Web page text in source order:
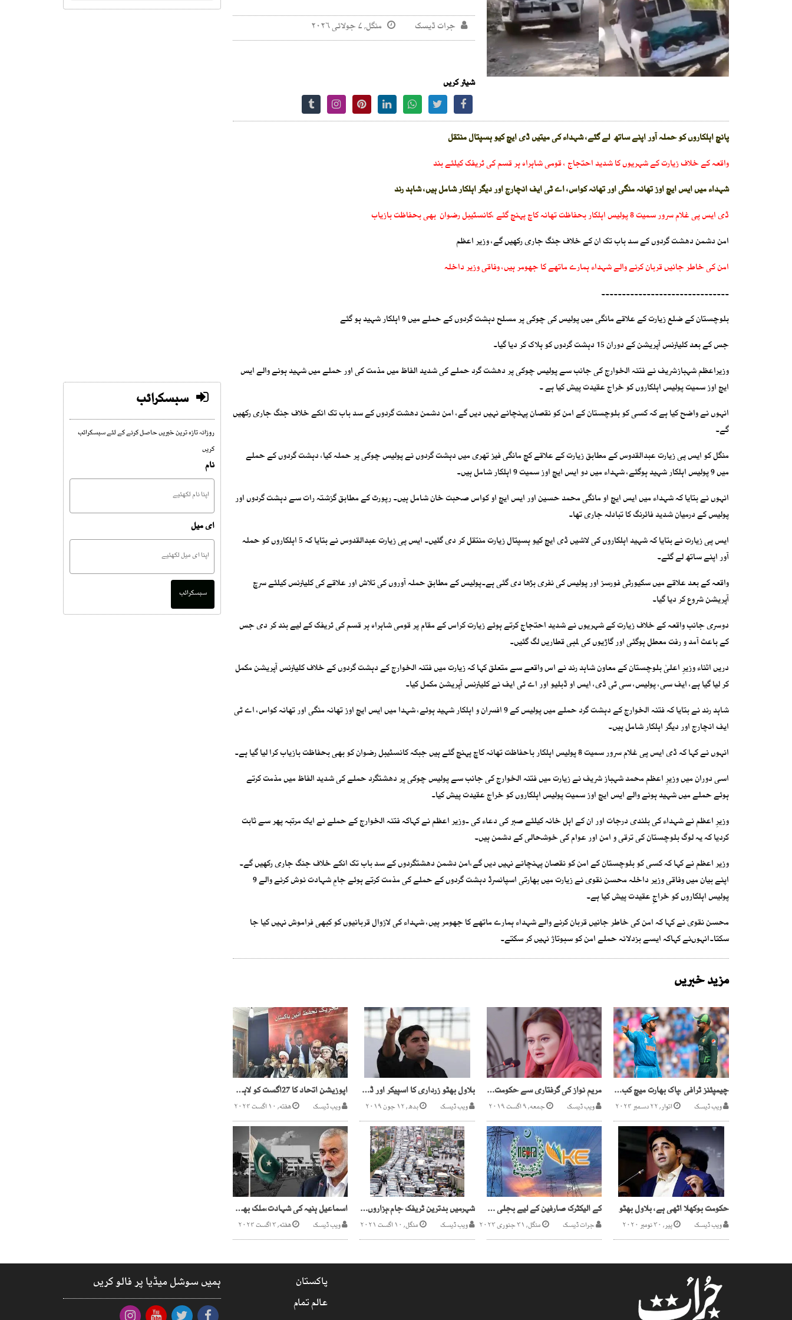
جرات ڈیسک منگل, ۷ جولائی ۲۰۲۶
شیئر کریں
پانچ اہلکاروں کو حملہ آور اپنے ساتھ لے گئے، شہداء کی میتیں ڈی ایچ کیو ہسپتال منتقل
واقعہ کے خلاف زیارت کے شہریوں کا شدید احتجاج ، قومی شاہراہ ہر قسم کی ٹریفک کیلئے بند
شہداء میں ایس ایچ اوز تھانہ منگی اور تھانہ کواس، اے ٹی ایف انچارج اور دیگر اہلکار شامل ہیں، شاہد رند
ڈی ایس پی غلام سرور سمیت 8 پولیس اہلکار بحفاظت تھانہ کاچ پہنچ گئے ،کانسٹیبل رضوان بھی بحفاظت بازیاب
امن دشمن دھشت گردوں کے سد باب تک ان کے خلاف جنگ جاری رکھیں گے، وزیر اعظم
امن کی خاطر جانیں قربان کرنے والے شہداء ہمارے ماتھے کا جھومر ہیں، وفاقی وزیر داخلہ
۔۔۔۔۔۔۔۔۔۔۔۔۔۔۔۔۔۔۔۔۔۔۔۔۔۔۔۔۔۔۔
بلوچستان کے ضلع زیارت کے علاقے مانگی میں پولیس کی چوکی پر مسلح دہشت گردوں کے حملے میں 9 اہلکار شہید ہو گئے
جس کے بعد کلیئرنس آپریشن کے دوران 15 دہشت گردوں کو ہلاک کر دیا گیا۔
وزیراعظم شہبازشریف نے فتنہ الخوارج کی جانب سے پولیس چوکی پر دھشت گرد حملے کی شدید الفاظ میں مذمت کی اور حملے میں شہید ہونے والے ایس
ایچ اوز سمیت پولیس اہلکاروں کو خراج عقیدت پیش کیا ہے ۔
انہوں نے واضح کیا ہے کہ کسی کو بلوچستان کے امن کو نقصان پہنچانے نہیں دیں گے، امن دشمن دھشت گردوں کے سد باب تک انکے خلاف جنگ جاری رکھیں
گے۔
منگل کو ایس پی زیارت عبدالقدوس کے مطابق زیارت کے علاقے کچ مانگی فیز تھری میں دہشت گردوں نے پولیس چوکی پر حملہ کیا، دہشت گردوں کے حملے
میں 9 پولیس اہلکار شہید ہوگئے، شہداء میں دو ایس ایچ اوز سمیت 9 اہلکار شامل ہیں۔
انہوں نے بتایا کہ شہداء میں ایس ایچ او مانگی محمد حسین اور ایس ایچ او کواس صحبت خان شامل ہیں۔ رپورٹ کے مطابق گزشتہ رات سے دہشت گردوں اور
پولیس کے درمیان شدید فائرنگ کا تبادلہ جاری تھا۔
ایس پی زیارت نے بتایا کہ شہید اہلکاروں کی لاشیں ڈی ایچ کیو ہسپتال زیارت منتقل کر دی گئیں۔ ایس پی زیارت عبدالقدوس نے بتایا کہ 5 اہلکاروں کو حملہ
آور اپنے ساتھ لے گئے۔
واقعہ کے بعد علاقے میں سکیورٹی فورسز اور پولیس کی نفری بڑھا دی گئی ہے۔پولیس کے مطابق حملہ آوروں کی تلاش اور علاقے کی کلیئرنس کیلئے سرچ
آپریشن شروع کر دیا گیا۔
دوسری جانب واقعہ کے خلاف زیارت کے شہریوں نے شدید احتجاج کرتے ہوئے زیارت کراس کے مقام پر قومی شاہراہ ہر قسم کی ٹریفک کے لیے بند کر دی جس
کے باعث آمد و رفت معطل ہوگئی اور گاڑیوں کی لمبی قطاریں لگ گئیں۔
دریں اثناء وزیرِ اعلیٰ بلوچستان کے معاون شاہد رند نے اس واقعے سے متعلق کہا کہ زیارت میں فتنہ الخوارج کے دہشت گردوں کے خلاف کلیئرنس آپریشن مکمل
کر لیا گیا ہے، ایف سی، پولیس، سی ٹی ڈی، ایس او ڈبلیو اور اے ٹی ایف نے کلیئرنس آپریشن مکمل کیا۔
شاہد رند نے بتایا کہ فتنہ الخوارج کے دہشت گرد حملے میں پولیس کے 9 افسران و اہلکار شہید ہوئے، شہدا میں ایس ایچ اوز تھانہ منگی اور تھانہ کواس، اے ٹی
ایف انچارج اور دیگر اہلکار شامل ہیں۔
انہوں نے کہا کہ ڈی ایس پی غلام سرور سمیت 8 پولیس اہلکار باحفاظت تھانہ کاچ پہنچ گئے ہیں جبکہ کانسٹیبل رضوان کو بھی بحفاظت بازیاب کرا لیا گیا ہے۔
اسی دوران میں وزیرِ اعظم محمد شہباز شریف نے زیارت میں فتنہ الخوارج کی جانب سے پولیس چوکی پر دھشتگرد حملے کی شدید الفاظ میں مذمت کرتے
ہوئے حملے میں شہید ہونے والے ایس ایچ اوز سمیت پولیس اہلکاروں کو خراج عقیدت پیش کیا۔
وزیرِ اعظم نے شہداء کی بلندی درجات اور ان کے اہل خانہ کیلئے صبر کی دعاء کی ۔وزیر اعظم نے کہاکہ فتنہ الخوارج کے حملے نے ایک مرتبہ پھر سے ثابت
کردیا کہ یہ لوگ بلوچستان کی ترقی و امن اور عوام کی خوشحالی کے دشمن ہیں۔
وزیر اعظم نے کہا کہ کسی کو بلوچستان کے امن کو نقصان پہنچانے نہیں دیں گے،امن دشمن دھشتگردوں کے سد باب تک انکے خلاف جنگ جاری رکھیں گے۔
اپنے بیان میں وفاقی وزیر داخلہ محسن نقوی نے زیارت میں بھارتی اسپانسرڈ دہشت گردوں کے حملے کی مذمت کرتے ہوئے جامِ شہادت نوش کرنے والے 9
پولیس اہلکاروں کو خراجِ عقیدت پیش کیا ہے۔
محسن نقوی نے کہا کہ امن کی خاطر جانیں قربان کرنے والے شہداء ہمارے ماتھے کا جھومر ہیں، شہداء کی لازوال قربانیوں کو کبھی فراموش نہیں کیا جا
سکتا۔انہوںنے کہاکہ ایسے بزدلانہ حملے امن کو سبوتاژ نہیں کر سکتے۔
مزید خبریں
چیمپئنز ٹرافی ،پاک بھارت میچ کب کب ہوں گے، شیڈول سامنے آگیا
ویب ڈیسک اتوار, ۲۲ دسمبر ۲۰۲۴
مریم نواز کی گرفتاری سے حکومت اپنی نالائقی نہیں چھپا سکتی ،مریم اورنگزیب
ویب ڈیسک جمعه, ۹ اگست ۲۰۱۹
بلاول بھٹو زرداری کا اسپیکر اور ڈپٹی اسپیکر سے استعفے کا مطالبہ
ویب ڈیسک بدھ, ۱۲ جون ۲۰۱۹
اپوزیشن اتحاد کا 27اگست کو لاہور میں جلسہ کرنے کا اعلان
ویب ڈیسک هفته, ۱۰ اگست ۲۰۲۴
حکومت بوکھلا اٹھی ہے، بلاول بھٹو
ویب ڈیسک پیر, ۳۰ نومبر ۲۰۲۰
کے الیکٹرک صارفین کے لیے بجلی فی یونٹ 10 روپے 80 پیسے سستی کرنے کا اعلان
جرات ڈیسک منگل, ۳۱ جنوری ۲۰۲۳
شہرمیں بدترین ٹریفک جام،ہزاروں گاڑیاں پھنس کررہ گئیں
ویب ڈیسک منگل, ۱۰ اگست ۲۰۲۱
اسماعیل ہنیہ کی شہادت،ملک بھر میں یوم سوگ
ویب ڈیسک هفته, ۳ اگست ۲۰۲۴
سبسکرائب
روزانہ تازہ ترین خبریں حاصل کرنے کے لئے سبسکرائب
کریں
نام
ای میل
سبسکرائب
پاکستان
عالم تمام
ہمیں سوشل میڈیا پر فالو کریں